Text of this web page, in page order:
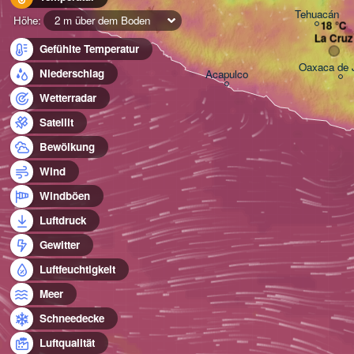
Höhe:
2 m über dem Boden
Gefühlte Temperatur
Niederschlag
Wetterradar
Satellit
Bewölkung
Wind
Windböen
Luftdruck
Gewitter
Luftfeuchtigkeit
Meer
Schneedecke
Luftqualität
Acapulco Oaxaca de
Tehuacán
La Cruz